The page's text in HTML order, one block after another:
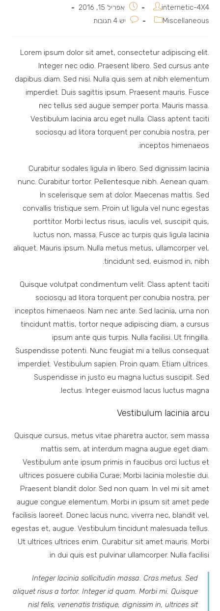
מחבר:
internetic-4X4 פורסם:אפריל 15, 2016
קטגוריה:
Miscellaneous תגובות:
יש 4 תגובות
Lorem ipsum dolor sit amet, consectetur adipiscing elit.
Integer nec odio. Praesent libero. Sed cursus ante
dapibus diam. Sed nisi. Nulla quis sem at nibh elementum
imperdiet. Duis sagittis ipsum. Praesent mauris. Fusce
nec tellus sed augue semper porta. Mauris massa.
Vestibulum lacinia arcu eget nulla. Class aptent taciti
sociosqu ad litora torquent per conubia nostra, per
inceptos himenaeos.
Curabitur sodales ligula in libero. Sed dignissim lacinia
nunc. Curabitur tortor. Pellentesque nibh. Aenean quam.
In scelerisque sem at dolor. Maecenas mattis. Sed
convallis tristique sem. Proin ut ligula vel nunc egestas
porttitor. Morbi lectus risus, iaculis vel, suscipit quis,
luctus non, massa. Fusce ac turpis quis ligula lacinia
aliquet. Mauris ipsum. Nulla metus metus, ullamcorper vel,
tincidunt sed, euismod in, nibh.
Quisque volutpat condimentum velit. Class aptent taciti
sociosqu ad litora torquent per conubia nostra, per
inceptos himenaeos. Nam nec ante. Sed lacinia, urna non
tincidunt mattis, tortor neque adipiscing diam, a cursus
ipsum ante quis turpis. Nulla facilisi. Ut fringilla.
Suspendisse potenti. Nunc feugiat mi a tellus consequat
imperdiet. Vestibulum sapien. Proin quam. Etiam ultrices.
Suspendisse in justo eu magna luctus suscipit. Sed
lectus. Integer euismod lacus luctus magna.
Vestibulum lacinia arcu
Quisque cursus, metus vitae pharetra auctor, sem massa
mattis sem, at interdum magna augue eget diam.
Vestibulum ante ipsum primis in faucibus orci luctus et
ultrices posuere cubilia Curae; Morbi lacinia molestie dui.
Praesent blandit dolor. Sed non quam. In vel mi sit amet
augue congue elementum. Morbi in ipsum sit amet pede
facilisis laoreet. Donec lacus nunc, viverra nec, blandit vel,
egestas et, augue. Vestibulum tincidunt malesuada tellus.
Ut ultrices ultrices enim. Curabitur sit amet mauris. Morbi
in dui quis est pulvinar ullamcorper. Nulla facilisi.
Integer lacinia sollicitudin massa. Cras metus. Sed
aliquet risus a tortor. Integer id quam. Morbi mi. Quisque
nisl felis, venenatis tristique, dignissim in, ultrices sit